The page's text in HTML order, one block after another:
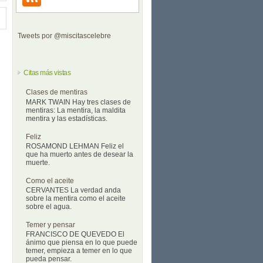
Tweets por @miscitascelebre
Citas más vistas
Clases de mentiras
MARK TWAIN Hay tres clases de
mentiras: La mentira, la maldita
mentira y las estadísticas.
Feliz
ROSAMOND LEHMAN Feliz el
que ha muerto antes de desear la
muerte.
Como el aceite
CERVANTES La verdad anda
sobre la mentira como el aceite
sobre el agua.
Temer y pensar
FRANCISCO DE QUEVEDO El
ánimo que piensa en lo que puede
temer, empieza a temer en lo que
pueda pensar.